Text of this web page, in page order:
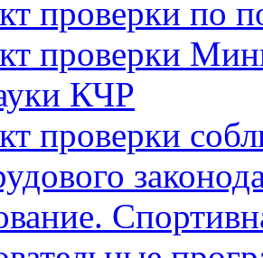
проверки по
проверки
КЧР
проверки